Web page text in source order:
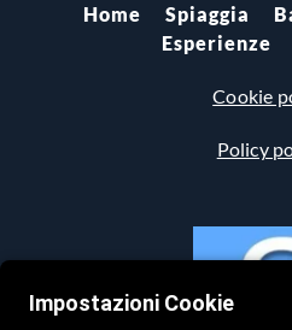
Home Spiaggia
Esperienze
Cookie
Policy
Impostazioni Cookie